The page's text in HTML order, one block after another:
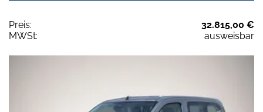
Preis:
32.815,00 €
MWSt:
ausweisbar